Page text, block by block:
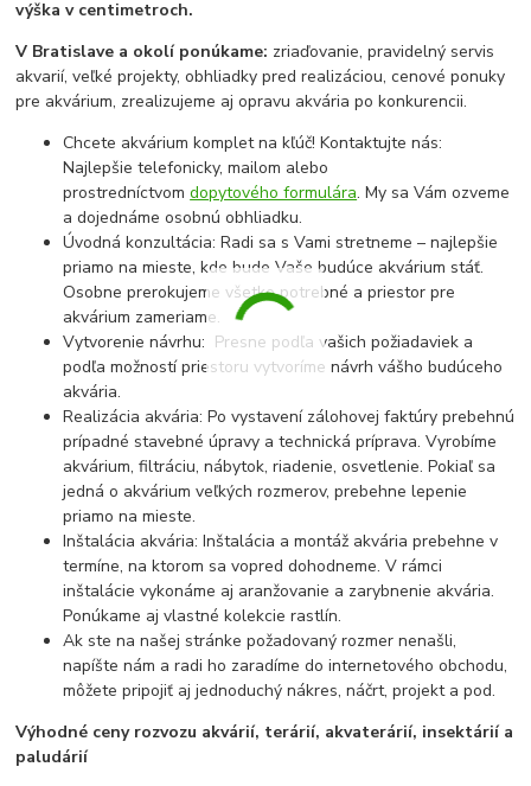
výška v centimetroch.
V Bratislave a okolí ponúkame: zriaďovanie, pravidelný servis
akvarií, veľké projekty, obhliadky pred realizáciou, cenové ponuky
pre akvárium, zrealizujeme aj opravu akvária po konkurencii.
Chcete akvárium komplet na kľúč! Kontaktujte nás:
Najlepšie telefonicky, mailom alebo
prostredníctvomdopytového formulára. My sa Vám ozveme
a dojednáme osobnú obhliadku.
Úvodná konzultácia: Radi sa s Vami stretneme – najlepšie
priamo na mieste, kde bude Vaše budúce akvárium stáť.
Osobne prerokujeme všetko potrebné a priestor pre
akvárium zameriame.
Vytvorenie návrhu: Presne podľa vašich požiadaviek a
podľa možností priestoru vytvoríme návrh vášho budúceho
akvária.
Realizácia akvária: Po vystavení zálohovej faktúry prebehnú
prípadné stavebné úpravy a technická príprava. Vyrobíme
akvárium, filtráciu, nábytok, riadenie, osvetlenie. Pokiaľ sa
jedná o akvárium veľkých rozmerov, prebehne lepenie
priamo na mieste.
Inštalácia akvária: Inštalácia a montáž akvária prebehne v
termíne, na ktorom sa vopred dohodneme. V rámci
inštalácie vykonáme aj aranžovanie a zarybnenie akvária.
Ponúkame aj vlastné kolekcie rastlín.
Ak ste na našej stránke požadovaný rozmer nenašli,
napíšte nám a radi ho zaradíme do internetového obchodu,
môžete pripojiť aj jednoduchý nákres, náčrt, projekt a pod.
Výhodné ceny rozvozu akvárií, terárií, akvaterárií, insektárií a
paludárií